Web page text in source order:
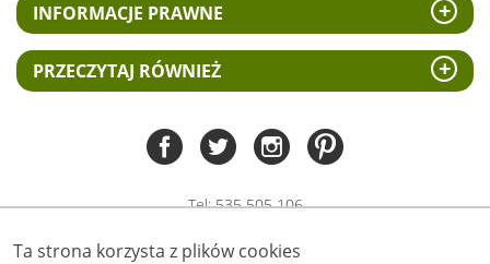
Ta strona korzysta z plików cookies
INFORMACJE PRAWNE
PRZECZYTAJ RÓWNIEŻ
Tel:535 505 106